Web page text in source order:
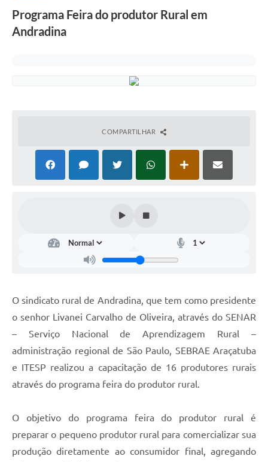
Programa Feira do produtor Rural em
Andradina
COMPARTILHAR
O sindicato rural de Andradina, que tem como presidente
o senhor Livanei Carvalho de Oliveira, através do SENAR
– Serviço Nacional de Aprendizagem Rural –
administração regional de São Paulo, SEBRAE Araçatuba
e ITESP realizou a capacitação de 16 produtores rurais
através do programa feira do produtor rural.
O objetivo do programa feira do produtor rural é
preparar o pequeno produtor rural para comercializar sua
produção diretamente ao consumidor final, agregando